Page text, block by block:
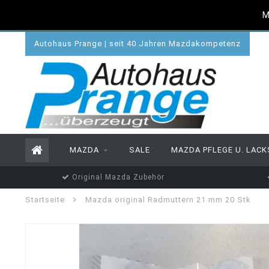
Autohaus Prange | seit 40 Jahren Mazdakompetenz
MAZDA SALE MAZDA PFLEGE U.
Original Mazda Zubehör
Startseite Mazda original Radmuttern 21 mm 20 Stk